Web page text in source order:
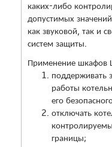
каких-либо
допустимых
как звуковой, так и
систем защиты.
Применение шкафов
поддерживать
работы
его
отключать
границы;